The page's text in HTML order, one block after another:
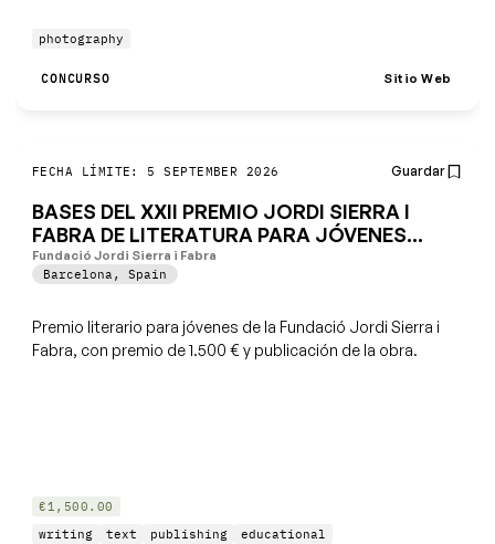
photography
CONCURSO Sitio Web
FECHA LÍMITE: 5 SEPTEMBER 2026 Guardar
BASES DEL XXII PREMIO JORDI SIERRA I
FABRA DE LITERATURA PARA JÓVENES
(Convocatoria para 2027)
Fundació Jordi Sierra i Fabra
Barcelona , Spain
Premio literario para jóvenes de la Fundació Jordi Sierra i
Fabra, con premio de 1.500 € y publicación de la obra.
€1,500.00
writing
text publishing educational